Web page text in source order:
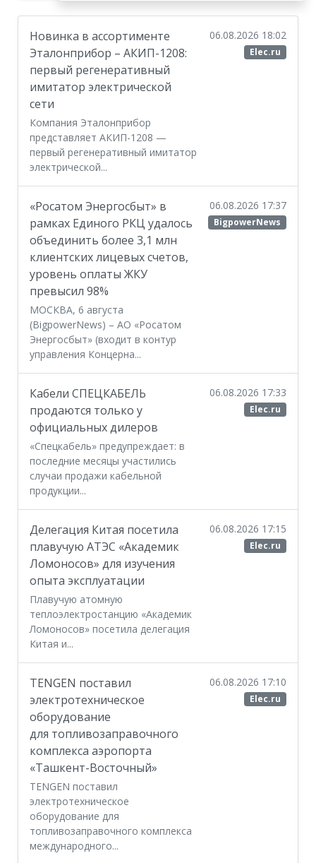
Новинка в ассортименте
Эталонприбор – АКИП-1208:
первый регенеративный
имитатор электрической
сети
Компания Эталонприбор
представляет АКИП-1208 —
первый регенеративный имитатор
электрической...
06.08.2026 18:02
Elec.ru
«Росатом Энергосбыт» в
рамках Единого РКЦ удалось
объединить более 3,1 млн
клиентских лицевых счетов,
уровень оплаты ЖКУ
превысил 98%
МОСКВА, 6 августа
(BigpowerNews) – АО «Росатом
Энергосбыт» (входит в контур
управления Концерна...
06.08.2026 17:37
BigpowerNews
Кабели СПЕЦКАБЕЛЬ
продаются только у
официальных дилеров
«Спецкабель» предупреждает: в
последние месяцы участились
случаи продажи кабельной
продукции...
06.08.2026 17:33
Elec.ru
Делегация Китая посетила
плавучую АТЭС «Академик
Ломоносов» для изучения
опыта эксплуатации
Плавучую атомную
теплоэлектростанцию «Академик
Ломоносов» посетила делегация
Китая и...
06.08.2026 17:15
Elec.ru
TENGEN поставил
электротехническое
оборудование
для топливозаправочного
комплекса аэропорта
«Ташкент-Восточный»
TENGEN поставил
электротехническое
оборудование для
топливозаправочного комплекса
международного...
06.08.2026 17:10
Elec.ru